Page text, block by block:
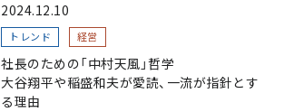
2024.12.10
トレンド 経営
社長のための「中村天風」哲学
大谷翔平や稲盛和夫が愛読、一流が指針とす
る理由